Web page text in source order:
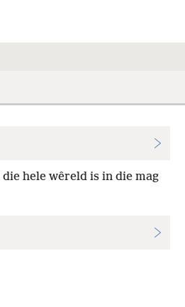
die hele wêreld is in die mag